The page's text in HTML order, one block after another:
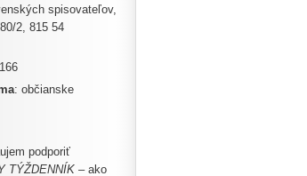
spisovateľov,
2, 815 54
: občianske
podporiť
TÝŽDENNÍK – ako